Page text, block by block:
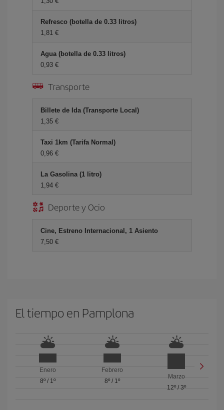
Refresco (botella de 0.33 litros)
1,81 €
Agua (botella de 0.33 litros)
0,93 €
Transporte
Billete de Ida (Transporte Local)
1,35 €
Taxi 1km (Tarifa Normal)
0,96 €
La Gasolina (1 litro)
1,94 €
Deporte y Ocio
Cine, Estreno Internacional, 1 Asiento
7,50 €
El tiempo en Pamplona
Enero
8º/ 1º
Febrero
8º/ 1º
Marzo
12º/ 3º